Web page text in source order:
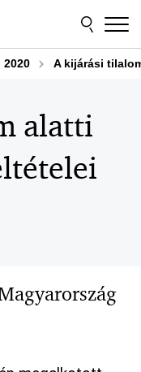
2020 A kijárási
alatti